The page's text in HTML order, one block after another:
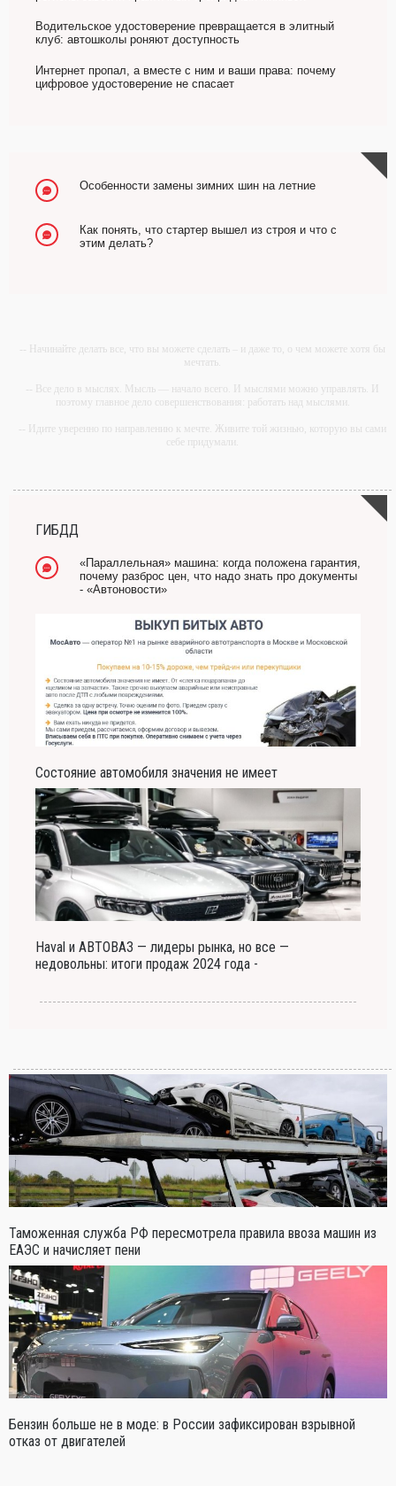
Водительское удостоверение превращается в элитный
клуб: автошколы роняют доступность
Интернет пропал, а вместе с ним и ваши права: почему
цифровое удостоверение не спасает
Особенности замены зимних шин на летние
Как понять, что стартер вышел из строя и что с
этим делать?
-- Начинайте делать все, что вы можете сделать – и даже то, о чем можете хотя бы
мечтать.
-- Все дело в мыслях. Мысль — начало всего. И мыслями можно управлять. И
поэтому главное дело совершенствования: работать над мыслями.
-- Идите уверенно по направлению к мечте. Живите той жизнью, которую вы сами
себе придумали.
-- Лучшее, что можно сделать с хорошим советом, это пропустить его мимо ушей.
Он никогда не бывает полезен никому, кроме того, кто его дал.
ГИБДД
«Параллельная» машина: когда положена гарантия,
почему разброс цен, что надо знать про документы
- «Автоновости»
Состояние автомобиля значения не имеет
Haval и АВТОВАЗ — лидеры рынка, но все —
недовольны: итоги продаж 2024 года -
Таможенная служба РФ пересмотрела правила ввоза машин из
ЕАЭС и начисляет пени
Бензин больше не в моде: в России зафиксирован взрывной
отказ от двигателей